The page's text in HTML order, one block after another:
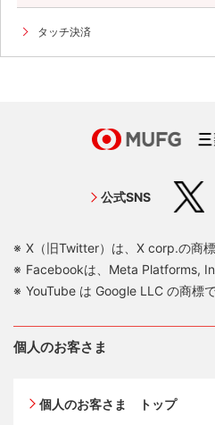
タッチ決済
公式SNS
X（旧Twitter）は、X corp.の商標
Facebookは、Meta Platforms,
YouTube は Google LLC の商標で
個人のお客さま
個人のお客さま トップ